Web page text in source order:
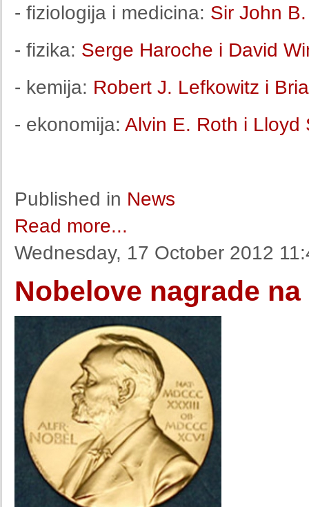
- fiziologija i medicina: Sir John
- fizika: Serge Haroche i David
- kemija: Robert J. Lefkowitz i
- ekonomija: Alvin E. Roth i Lloyd
Published in News
Read more...
Wednesday, 17 October 2012
Nobelove nagrade na